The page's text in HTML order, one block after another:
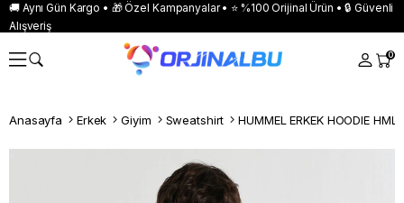
🚚 Aynı Gün Kargo • 🎁 Özel Kampanyalar • ⭐ %100 Orijinal Ürün • 🔒 Güvenli
Alışveriş
0
Anasayfa Erkek Giyim Sweatshirt HUMMEL ERKEK HOODIE